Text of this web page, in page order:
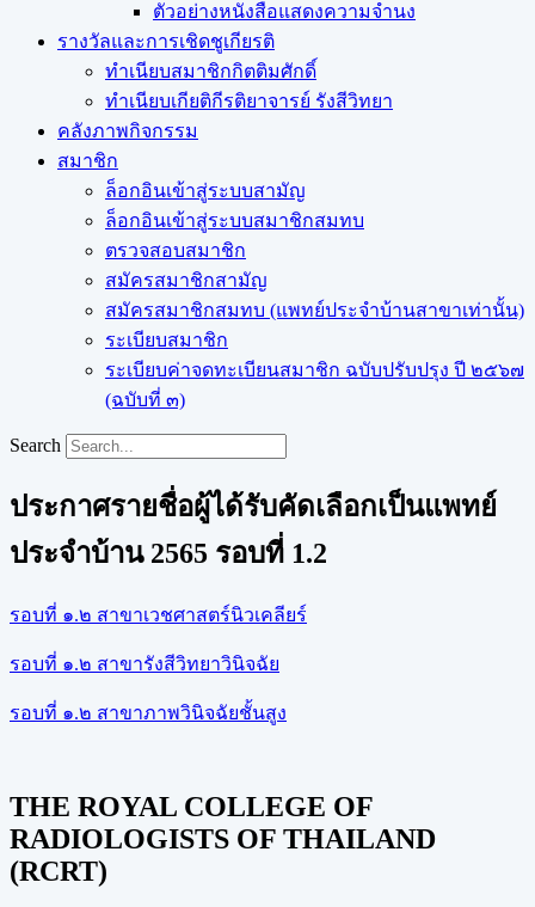
ตัวอย่างหนังสือแสดงความจำนง
รางวัลและการเชิดชูเกียรติ
ทำเนียบสมาชิกกิตติมศักดิ์
ทำเนียบเกียติกีรติยาจารย์ รังสีวิทยา
คลังภาพกิจกรรม
สมาชิก
ล็อกอินเข้าสู่ระบบสามัญ
ล็อกอินเข้าสู่ระบบสมาชิกสมทบ
ตรวจสอบสมาชิก
สมัครสมาชิกสามัญ
สมัครสมาชิกสมทบ (แพทย์ประจำบ้านสาขาเท่านั้น)
ระเบียบสมาชิก
ระเบียบค่าจดทะเบียนสมาชิก ฉบับปรับปรุง ปี ๒๕๖๗
(ฉบับที่ ๓)
Search
ประกาศรายชื่อผู้ได้รับคัดเลือกเป็นแพทย์
ประจำบ้าน 2565 รอบที่ 1.2
รอบที่ ๑.๒ สาขาเวชศาสตร์นิวเคลียร์
รอบที่ ๑.๒ สาขารังสีวิทยาวินิจฉัย
รอบที่ ๑.๒ สาขาภาพวินิจฉัยชั้นสูง
THE ROYAL COLLEGE OF
RADIOLOGISTS OF THAILAND
(RCRT)